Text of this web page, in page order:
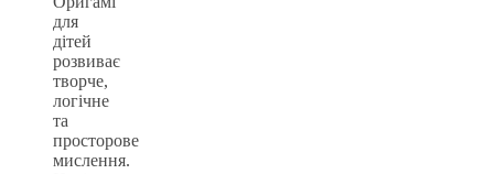
для
дітей
розвиває
творче,
логічне
та
просторове
мислення.